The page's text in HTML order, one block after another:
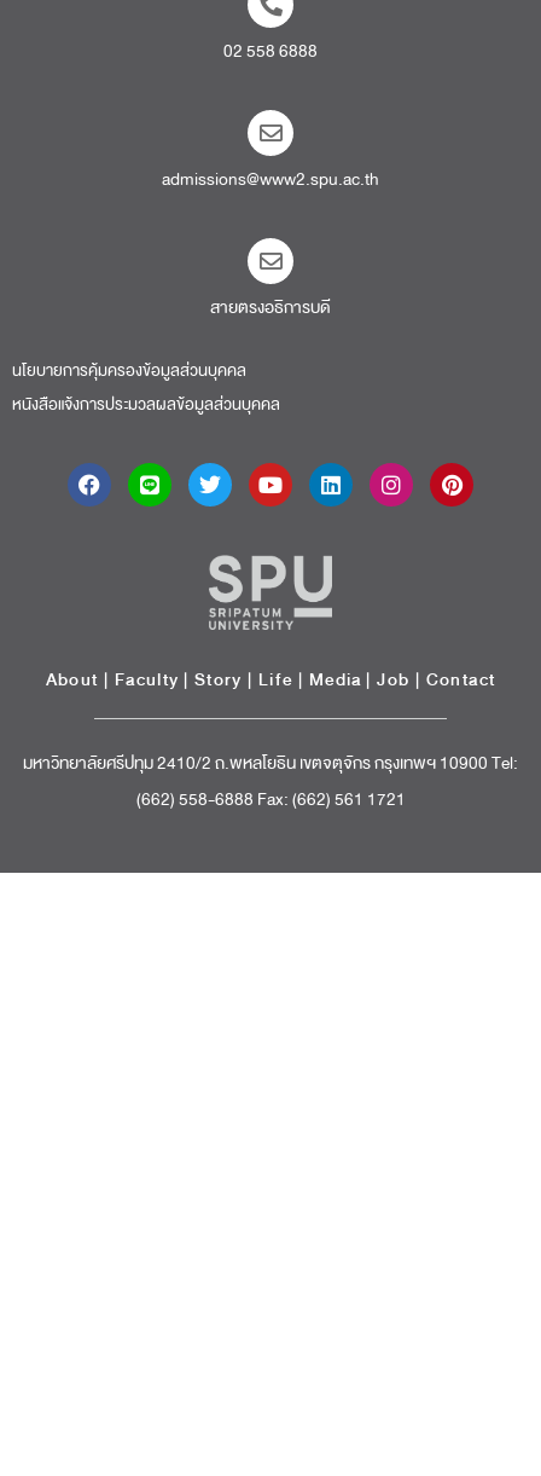
02 558 6888
admissions@www2.spu.ac.th
สายตรงอธิการบดี​
นโยบายการคุ้มครองข้อมูลส่วนบุคคล
หนังสือแจ้งการประมวลผลข้อมูลส่วนบุคคล
About | Faculty | Story | Life | Media |Job | Contact
มหาวิทยาลัยศรีปทุม 2410/2 ถ.พหลโยธิน เขตจตุจักร กรุงเทพฯ 10900 Tel:
(662) 558-6888 Fax: (662) 561 1721